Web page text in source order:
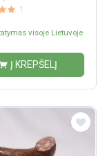
1
visoje Lietuvoje
Į KREPŠELĮ